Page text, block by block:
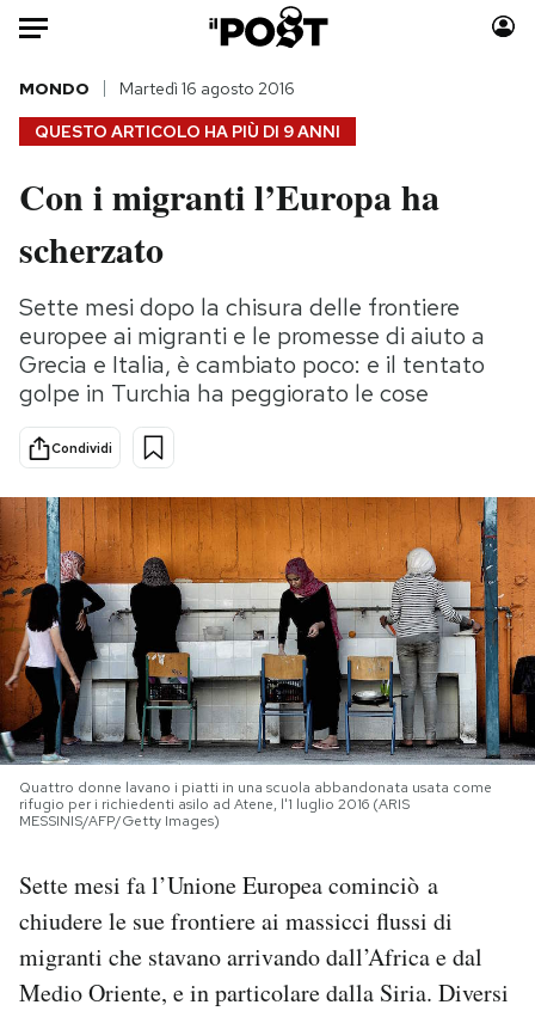
Auto
HOME
Italia
Politica
Tecnologia
Internet
Scienza
Cultura
Economia
Moda
Storie/Idee
Ok Boomer!
Media
Europa
PODCAST
NEWSLETTER
I MIEI PREFERITI
SHOP
CALENDARIO
AREA PERSONALE
QUESTO ARTICOLO HA PIÙ DI 9 ANNI
MONDO Martedì 16 agosto 2016
Con i migranti l’Europa ha
scherzato
Sette mesi dopo la chisura delle frontiere
europee ai migranti e le promesse di aiuto a
Grecia e Italia, è cambiato poco: e il tentato
golpe in Turchia ha peggiorato le cose
Condividi
Quattro donne lavano i piatti in una scuola abbandonata usata come
rifugio per i richiedenti asilo ad Atene, l'1 luglio 2016 (ARIS
MESSINIS/AFP/Getty Images)
Sette mesi fa l’Unione Europea cominciò a
chiudere le sue frontiere ai massicci flussi di
migranti che stavano arrivando dall’Africa e dal
Medio Oriente, e in particolare dalla Siria. Diversi